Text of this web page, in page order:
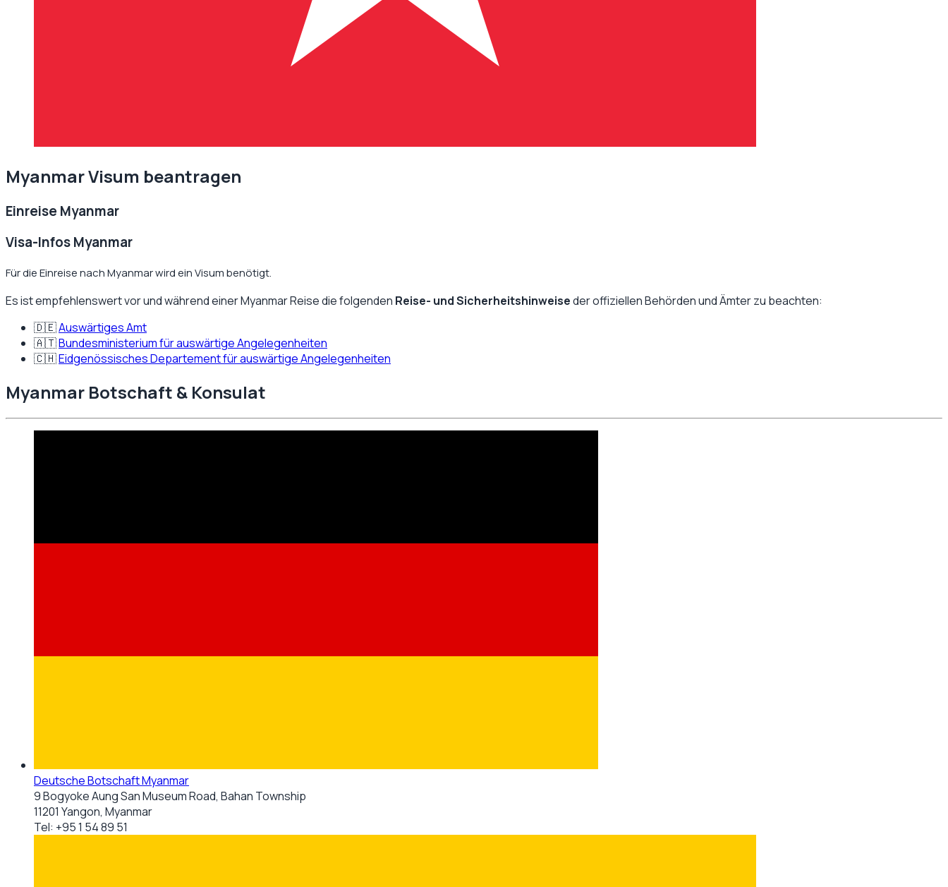
MyanmarVisum beantragen
Einreise Myanmar
Visa-Infos Myanmar
Für die Einreise nach Myanmar wird ein Visum benötigt.
Es ist empfehlenswert vor und während einerMyanmarReise die folgenden Reise- und Sicherheitshinweiseder offiziellen Behörden und Ämter zu beachten:
🇩🇪Auswärtiges Amt
🇦🇹Bundesministerium für auswärtige Angelegenheiten
🇨🇭Eidgenössisches Departement für auswärtige Angelegenheiten
Myanmar Botschaft & Konsulat
Deutsche Botschaft Myanmar
9 Bogyoke Aung San Museum Road, Bahan Township
11201 Yangon, Myanmar
Tel: +95 1 54 89 51